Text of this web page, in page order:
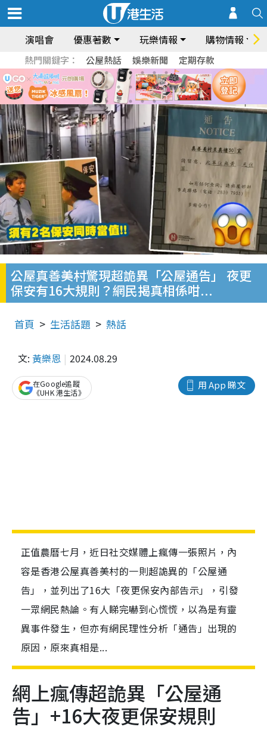
演唱會 優惠著數 玩樂情報 購物情報
熱門關鍵字： 公屋熱話 娛樂新聞 定期存款
公屋真善美村驚現超詭異「公屋通告」 夜更
保安有16大規則？網民揭真相係咁...
首頁 生活話題 熱話
文: 黃樂恩 2024.08.29
用 App 睇文
在Google追蹤
《UHK 港生活》
正值農曆七月，近日社交媒體上瘋傳一張照片，內
容是香港公屋真善美村的一則超詭異的「公屋通
告」，並列出了16大「夜更保安內部告示」，引發
一眾網民熱論。有人睇完嚇到心慌慌，以為是有靈
異事件發生，但亦有網民理性分析「通告」出現的
原因，原來真相是...
網上瘋傳超詭異「公屋通
告」+16大夜更保安規則